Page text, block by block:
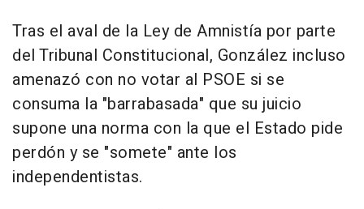
Tras el aval de la Ley de Amnistía por parte
del Tribunal Constitucional, González incluso
amenazó con no votar al PSOE si se
consuma la "barrabasada" que su juicio
supone una norma con la que el Estado pide
perdón y se "somete" ante los
independentistas.